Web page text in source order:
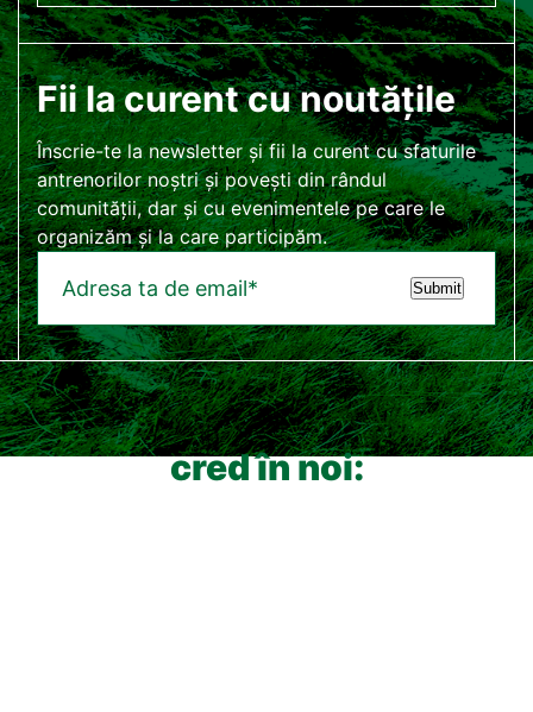
Fii la curent cu noutățile
Înscrie-te la newsletter și fii la curent cu sfaturile
antrenorilor noștri și povești din rândul
comunității, dar și cu evenimentele pe care le
organizăm și la care participăm.
Submit
cred în noi: